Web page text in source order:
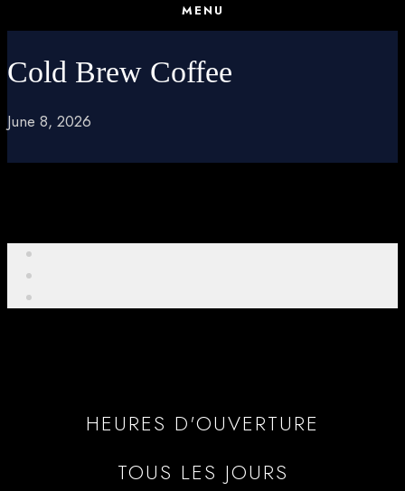
MENU
Cold Brew Coffee
June 8, 2026
HEURES D'OUVERTURE
TOUS LES JOURS